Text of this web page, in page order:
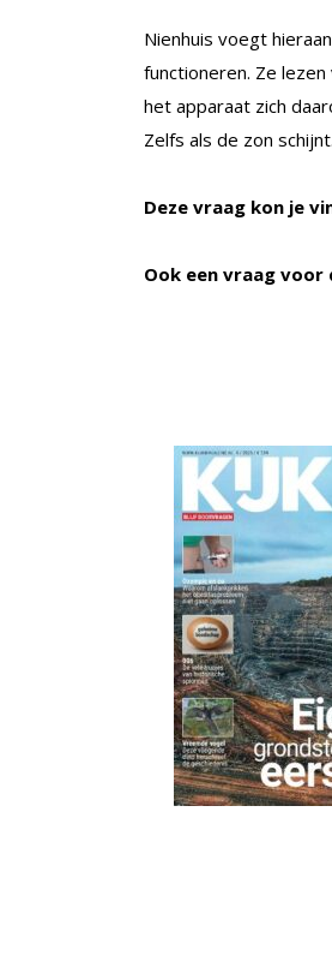
Nienhuis voegt
functioneren. Ze
het apparaat zich
Zelfs als de zon schijnt.
Deze vraag kon je
Ook een vraag voor